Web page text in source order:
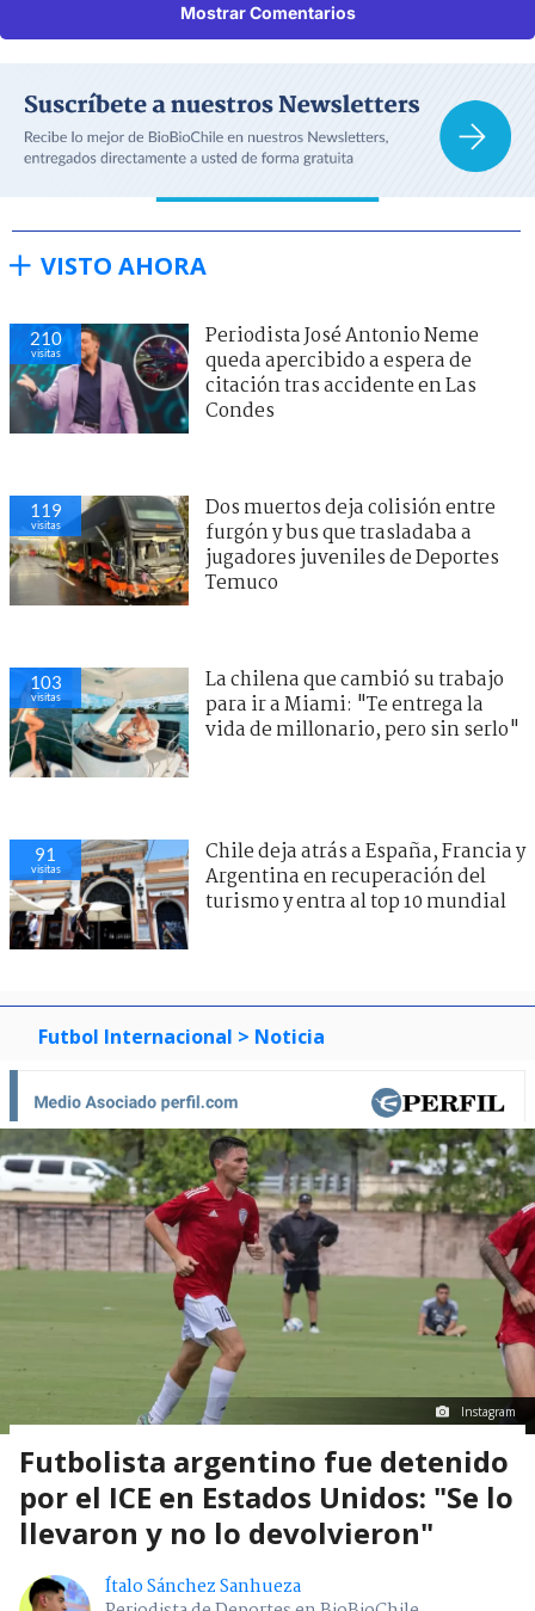
Mostrar Comentarios
VISTO AHORA
210
visitas
Periodista José Antonio Neme
queda apercibido a espera de
citación tras accidente en Las
Condes
119
visitas
Dos muertos deja colisión entre
furgón y bus que trasladaba a
jugadores juveniles de Deportes
Temuco
103
visitas
La chilena que cambió su trabajo
para ir a Miami: "Te entrega la
vida de millonario, pero sin serlo"
91
visitas
Chile deja atrás a España, Francia y
Argentina en recuperación del
turismo y entra al top 10 mundial
Futbol Internacional > Noticia
Instagram
Futbolista argentino fue detenido
por el ICE en Estados Unidos: "Se lo
llevaron y no lo devolvieron"
Ítalo Sánchez Sanhueza